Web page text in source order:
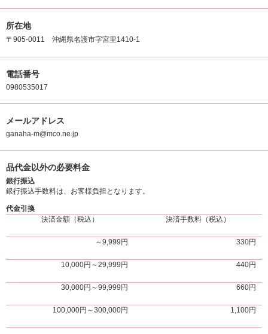
所在地
〒905-0011 沖縄県名護市字宮里1410-1
電話番号
0980535017
メールアドレス
ganaha-m@mco.ne.jp
品代金以外の必要料金
銀行振込
銀行振込手数料は、お客様負担となります。
代金引換
決済金額（税込）
決済手数料（税込）
～9,999円 330円
10,000円～29,999円 440円
30,000円～99,999円 660円
100,000円～300,000円 1,100円